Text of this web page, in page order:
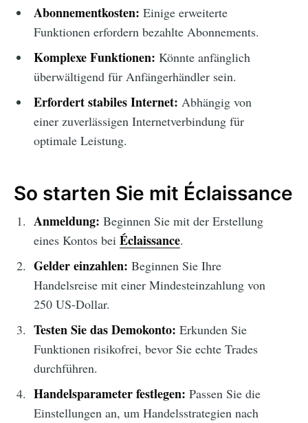
Abonnementkosten: Einige erweiterte
Funktionen erfordern bezahlte Abonnements.
Komplexe Funktionen: Könnte anfänglich
überwältigend für Anfängerhändler sein.
Erfordert stabiles Internet: Abhängig von
einer zuverlässigen Internetverbindung für
optimale Leistung.
So starten Sie mit Éclaissance
Anmeldung: Beginnen Sie mit der Erstellung
eines Kontos bei Éclaissance.
Gelder einzahlen: Beginnen Sie Ihre
Handelsreise mit einer Mindesteinzahlung von
250 US-Dollar.
Testen Sie das Demokonto: Erkunden Sie
Funktionen risikofrei, bevor Sie echte Trades
durchführen.
Handelsparameter festlegen: Passen Sie die
Einstellungen an, um Handelsstrategien nach